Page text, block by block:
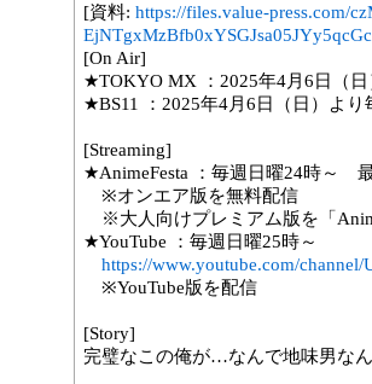
[資料: https://files.value-press.com/
[On Air]
★TOKYO MX ：2025年4月6日（
★BS11 ：2025年4月6日（日）よ
[Streaming]
★AnimeFesta ：毎週日曜24時～
※オンエア版を無料配信
※大人向けプレミアム版を「
★YouTube ：毎週日曜25時～
https://www.youtube.com/
※YouTube版を配信
[Story]
完璧なこの俺が…なんで地味男な